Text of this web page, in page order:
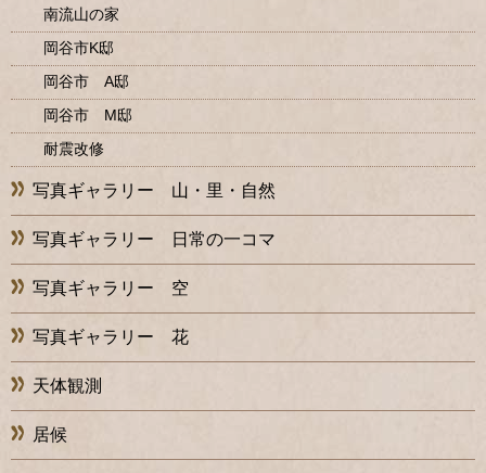
南流山の家
岡谷市K邸
岡谷市 A邸
岡谷市 M邸
耐震改修
写真ギャラリー 山・里・自然
写真ギャラリー 日常の一コマ
写真ギャラリー 空
写真ギャラリー 花
天体観測
居候